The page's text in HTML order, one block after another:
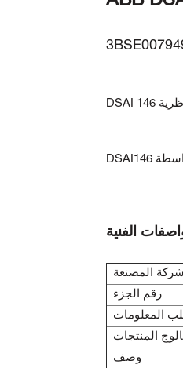
الفنية
المصنعة
رقم الجزء
المعلومات
المنتجات
وصف